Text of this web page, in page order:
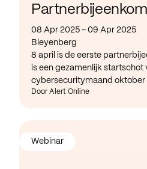
08 Apr 2025 - 09 Apr 2025
Bleyenberg
8 april is de eerste
is een gezamenlijk startschot
cybersecuritymaand oktober
Door Alert Online
Webinar